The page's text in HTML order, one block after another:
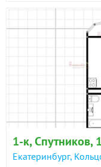
1-к, Спутников,
Екатеринбург,